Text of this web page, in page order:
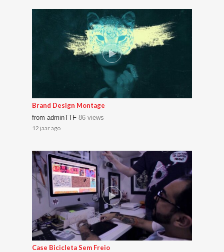
Brand Design Montage
fromadminTTF 86 views
12 jaar ago
Case Bicicleta Sem Freio